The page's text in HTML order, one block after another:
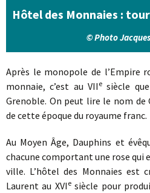
Hôtel des Monnaies :
© Photo
Après le monopole de l’Empire
monnaie, c’est au VII e siècle
Grenoble. On peut lire le nom de
de cette époque du royaume franc.
Au Moyen Âge, Dauphins et
chacune comportant une rose qui
ville. L’hôtel des Monnaies est
Laurent au XVI esiècle pour